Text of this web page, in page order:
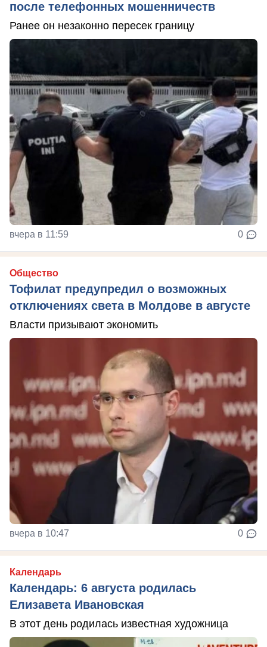
после телефонных мошенничеств
Ранее он незаконно пересек границу
вчера в 11:59 0
Общество
Тофилат предупредил о возможных
отключениях света в Молдове в августе
Власти призывают экономить
вчера в 10:47 0
Календарь
Календарь: 6 августа родилась
Елизавета Ивановская
В этот день родилась известная художница